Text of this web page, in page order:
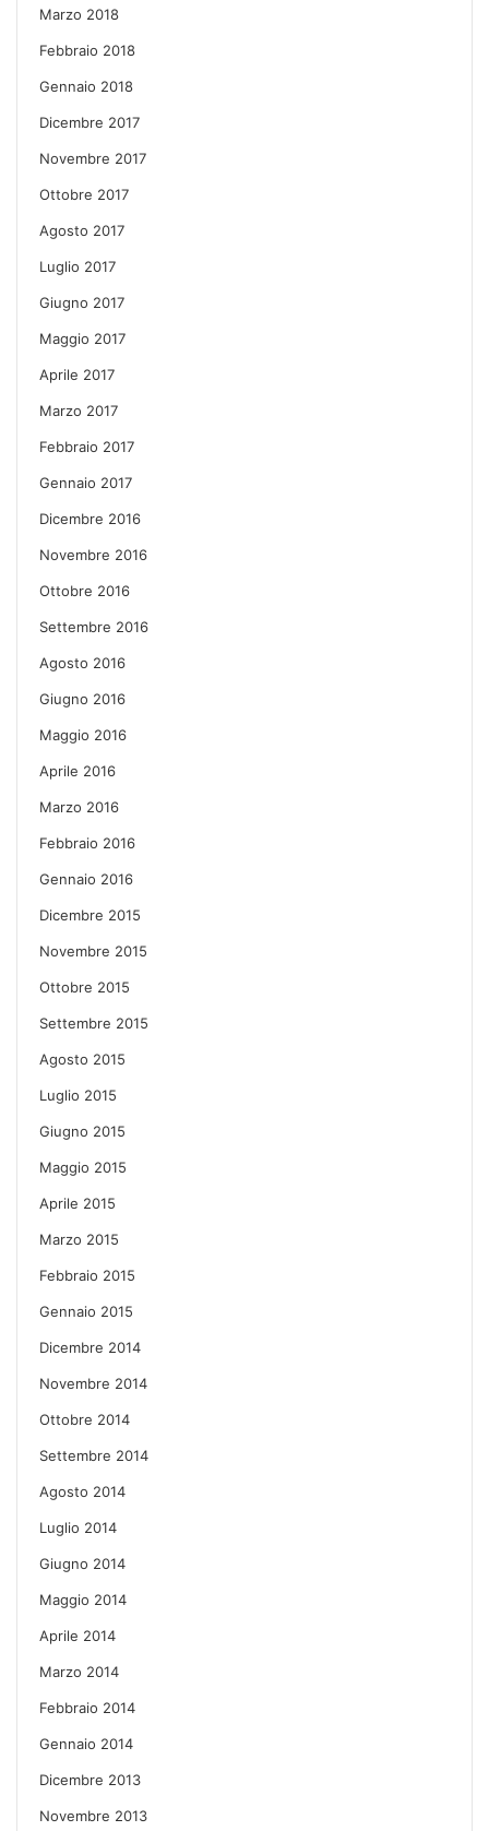
Marzo 2018
Febbraio 2018
Gennaio 2018
Dicembre 2017
Novembre 2017
Ottobre 2017
Agosto 2017
Luglio 2017
Giugno 2017
Maggio 2017
Aprile 2017
Marzo 2017
Febbraio 2017
Gennaio 2017
Dicembre 2016
Novembre 2016
Ottobre 2016
Settembre 2016
Agosto 2016
Giugno 2016
Maggio 2016
Aprile 2016
Marzo 2016
Febbraio 2016
Gennaio 2016
Dicembre 2015
Novembre 2015
Ottobre 2015
Settembre 2015
Agosto 2015
Luglio 2015
Giugno 2015
Maggio 2015
Aprile 2015
Marzo 2015
Febbraio 2015
Gennaio 2015
Dicembre 2014
Novembre 2014
Ottobre 2014
Settembre 2014
Agosto 2014
Luglio 2014
Giugno 2014
Maggio 2014
Aprile 2014
Marzo 2014
Febbraio 2014
Gennaio 2014
Dicembre 2013
Novembre 2013